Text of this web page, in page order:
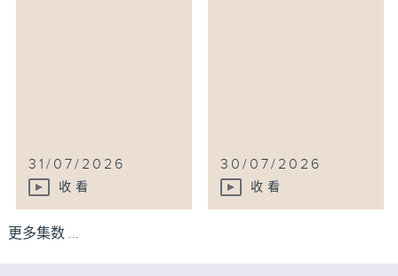
31/07/2026
收看
30/07/2026
收看
更多集数 ...